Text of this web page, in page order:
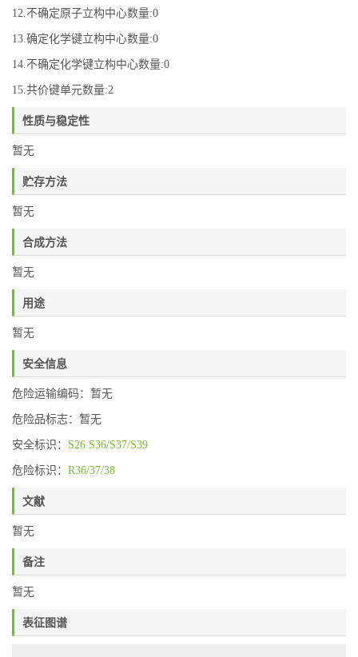
12.不确定原子立构中心数量:0
13.确定化学键立构中心数量:0
14.不确定化学键立构中心数量:0
15.共价键单元数量:2
性质与稳定性
暂无
贮存方法
暂无
合成方法
暂无
用途
暂无
安全信息
危险运输编码：暂无
危险品标志：暂无
安全标识： S26 S36/S37/S39
危险标识： R36/37/38
文献
暂无
备注
暂无
表征图谱